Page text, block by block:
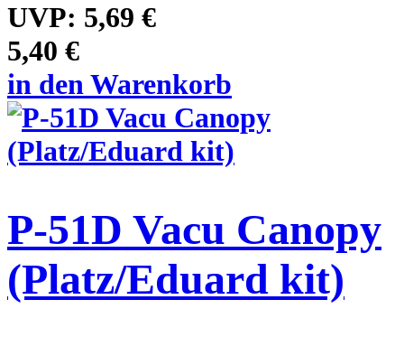
UVP: 5,69 €
5,40 €
in den Warenkorb
P-51D Vacu Canopy
(Platz/Eduard kit)